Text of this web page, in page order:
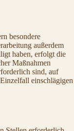
besondere
außerdem
haben, erfolgt die
Maßnahmen
sind, auf
einschlägigen